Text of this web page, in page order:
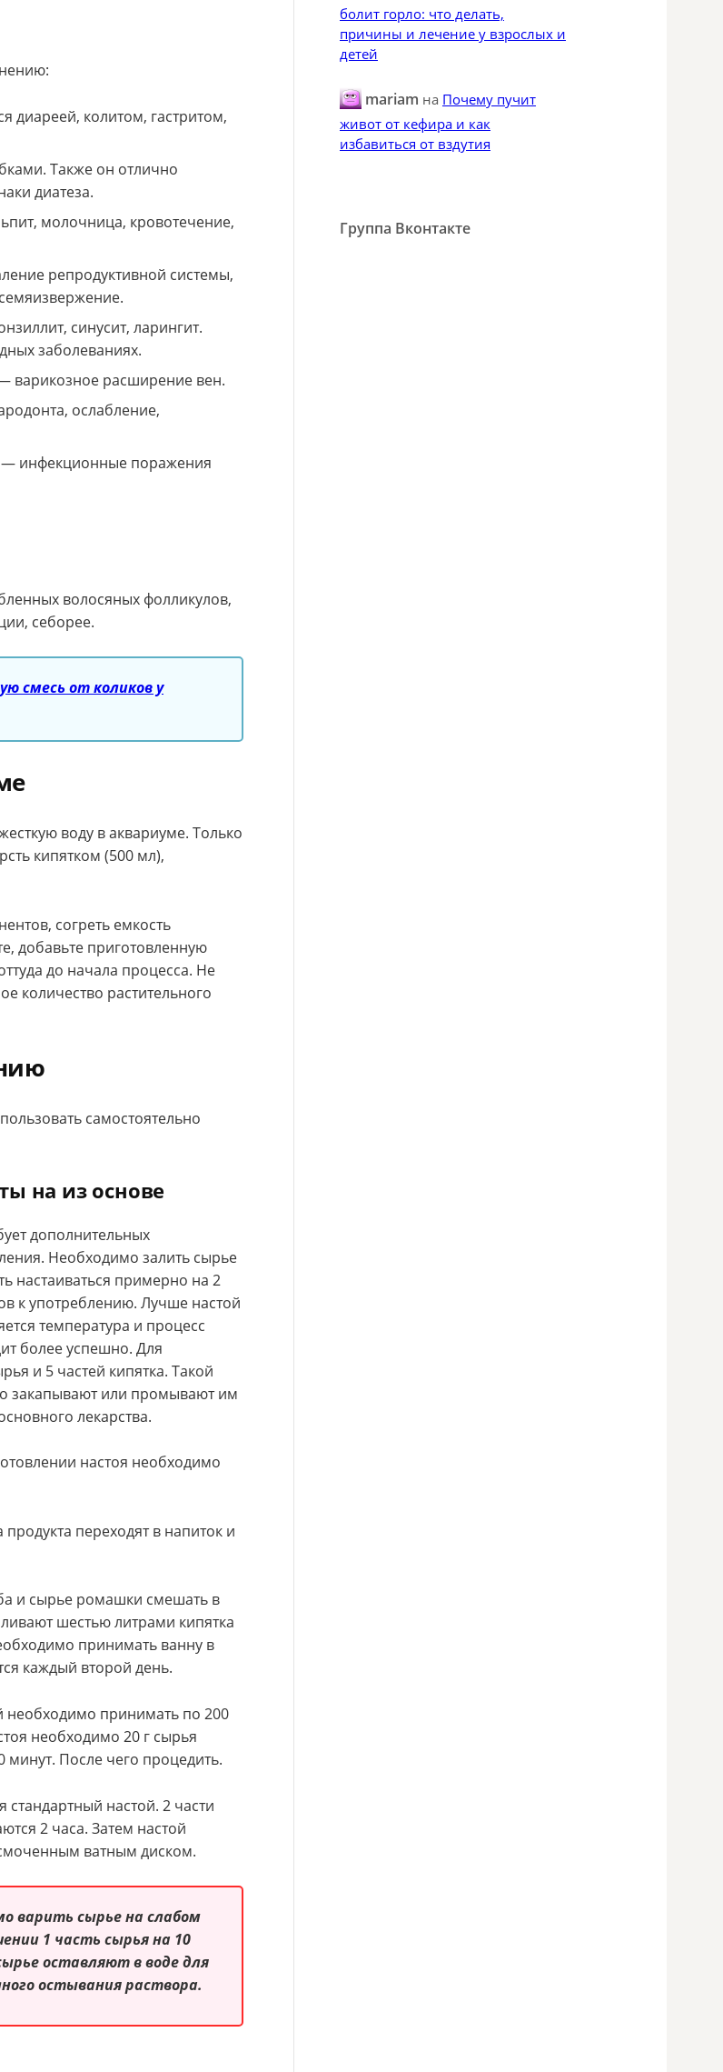
колитом, гастритом,
Также он отлично
диатеза.
молочница, кровотечение,
репродуктивной системы,
синусит, ларингит.
заболеваниях.
варикозное расширение вен.
ослабление,
инфекционные поражения
волосяных фолликулов,
себорее.
смесь от коликов у
воду в аквариуме. Только
кипятком (500 мл),
согреть емкость
добавьте приготовленную
до начала процесса. Не
количество растительного
самостоятельно
на из основе
дополнительных
Необходимо залить сырье
настаиваться примерно на 2
к употреблению. Лучше настой
температура и процесс
более успешно. Для
и 5 частей кипятка. Такой
закапывают или промывают им
лекарства.
настоя необходимо
переходят в напиток и
и сырье ромашки смешать в
шестью литрами кипятка
принимать ванну в
каждый второй день.
необходимо принимать по 200
необходимо 20 г сырья
минут. После чего процедить.
настой. 2 части
2 часа. Затем настой
ватным диском.
варить сырье на слабом
1 часть сырья на 10
оставляют в воде для
остывания раствора.
болит горло: что делать,
причины и лечение у взрослых и
детей
mariam на Почему пучит
живот от кефира и как
избавиться от вздутия
Группа Вконтакте